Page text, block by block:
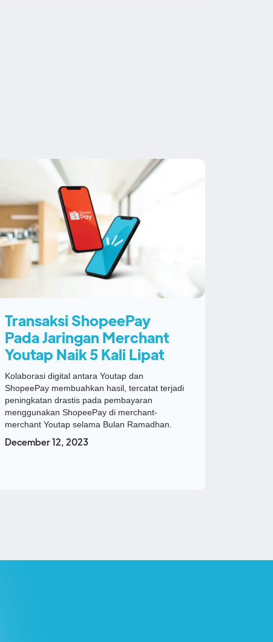
Transaksi ShopeePay
Pada Jaringan Merchant
Youtap Naik 5 Kali Lipat
Kolaborasi digital antara Youtap dan
ShopeePay membuahkan hasil, tercatat terjadi
peningkatan drastis pada pembayaran
menggunakan ShopeePay di merchant-
merchant Youtap selama Bulan Ramadhan.
December 12, 2023